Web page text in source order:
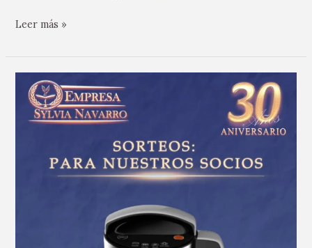
Leer más »
Felicitaciones
nuestra
Barrios